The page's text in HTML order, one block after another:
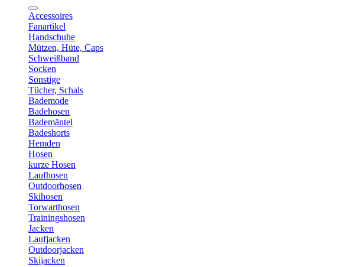
Accessoires
Fanartikel
Handschuhe
Mützen, Hüte, Caps
Schweißband
Socken
Sonstige
Tücher, Schals
Bademode
Badehosen
Bademäntel
Badeshorts
Hemden
Hosen
kurze Hosen
Laufhosen
Outdoorhosen
Skihosen
Torwarthosen
Trainingshosen
Jacken
Laufjacken
Outdoorjacken
Skijacken